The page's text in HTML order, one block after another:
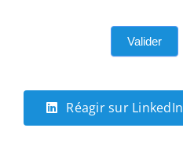
Valider
Réagir sur LinkedIn